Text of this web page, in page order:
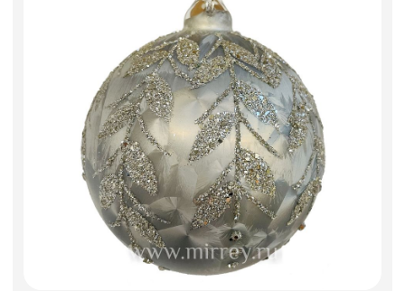
Изделия из металла